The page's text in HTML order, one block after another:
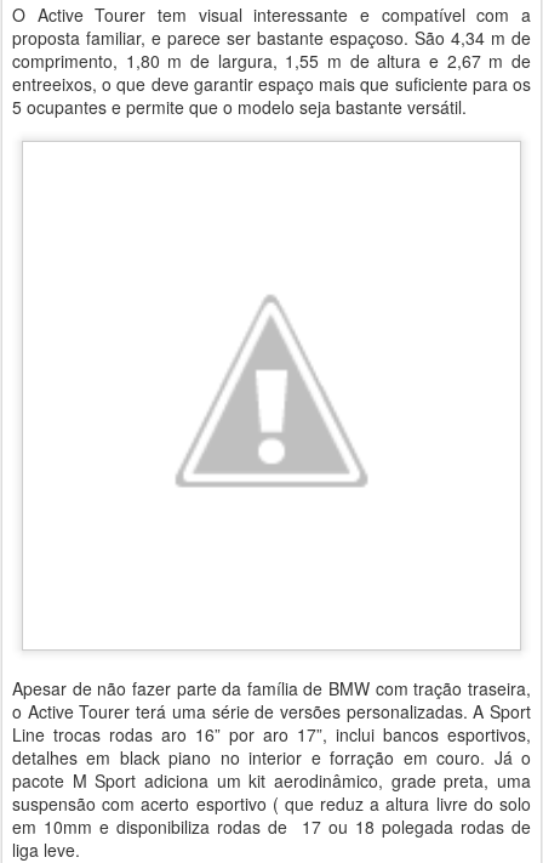
O Active Tourer tem visual interessante e compatível com a
proposta familiar, e parece ser bastante espaçoso. São 4,34 m de
comprimento, 1,80 m de largura, 1,55 m de altura e 2,67 m de
entreeixos, o que deve garantir espaço mais que suficiente para os
5 ocupantes e permite que o modelo seja bastante versátil.
Apesar de não fazer parte da família de BMW com tração traseira,
o Active Tourer terá uma série de versões personalizadas. A Sport
Line trocas rodas aro 16” por aro 17”, inclui bancos esportivos,
detalhes em black piano no interior e forração em couro. Já o
pacote M Sport adiciona um kit aerodinâmico, grade preta, uma
suspensão com acerto esportivo ( que reduz a altura livre do solo
em 10mm e disponibiliza rodas de 17 ou 18 polegada rodas de
liga leve.